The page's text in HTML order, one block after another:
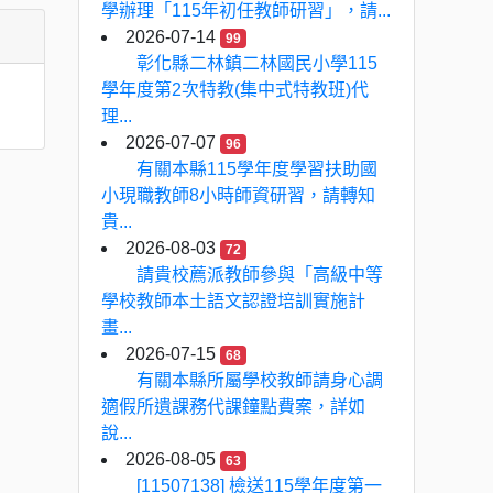
學辦理「115年初任教師研習」，請...
2026-07-14
99
彰化縣二林鎮二林國民小學115
學年度第2次特教(集中式特教班)代
理...
2026-07-07
96
有關本縣115學年度學習扶助國
小現職教師8小時師資研習，請轉知
貴...
2026-08-03
72
請貴校薦派教師參與「高級中等
學校教師本土語文認證培訓實施計
畫...
2026-07-15
68
有關本縣所屬學校教師請身心調
適假所遺課務代課鐘點費案，詳如
說...
2026-08-05
63
[11507138] 檢送115學年度第一